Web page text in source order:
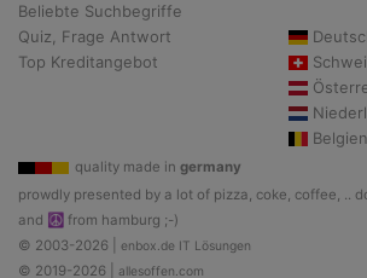
Beliebte Suchbegriffe
Quiz, Frage Antwort
Top Kreditangebot
Belgien
quality made in germany
prowdly presented by a lot of pizza, coke, coffee, ..
and ☮ from hamburg ;-)
© 2003-2026 | enbox.de IT Lösungen
© 2019-2026 | allesoffen.com